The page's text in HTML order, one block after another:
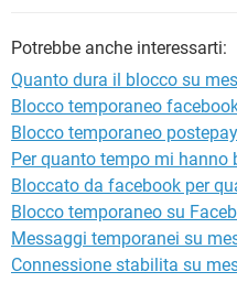
Potrebbe anche interessarti:
Quanto dura il blocco su
Blocco temporaneo
Blocco temporaneo
Per quanto tempo mi hanno
Bloccato da facebook per
Blocco temporaneo su
Messaggi temporanei su
Connessione stabilita su